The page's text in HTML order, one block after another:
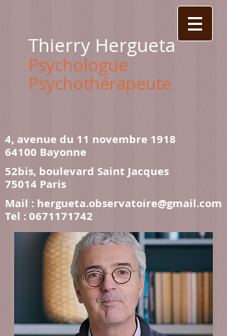
Thierry Hergueta
Psychologue
Psychothérapeute
4, avenue du 11 novembre 1918
64100 Bayonne
52bis, boulevard Saint Jacques
75014 Paris
Mail :hergueta.observatoire@gmail.com
Tel :0671171742